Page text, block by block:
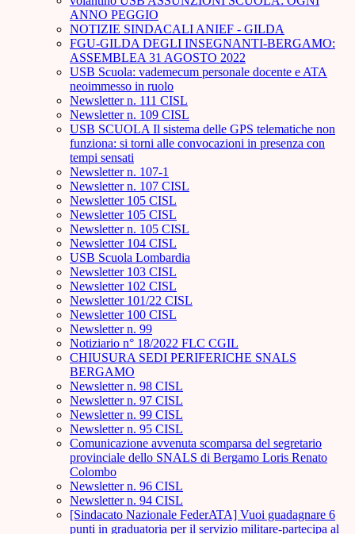
ANNO PEGGIO
NOTIZIE SINDACALI ANIEF - GILDA
FGU-GILDA DEGLI INSEGNANTI-BERGAMO:
ASSEMBLEA 31 AGOSTO 2022
USB Scuola: vademecum personale docente e ATA
neoimmesso in ruolo
Newsletter n. 111 CISL
Newsletter n. 109 CISL
USB SCUOLA Il sistema delle GPS telematiche non
funziona: si torni alle convocazioni in presenza con
tempi sensati
Newsletter n. 107-1
Newsletter n. 107 CISL
Newsletter 105 CISL
Newsletter 105 CISL
Newsletter n. 105 CISL
Newsletter 104 CISL
USB Scuola Lombardia
Newsletter 103 CISL
Newsletter 102 CISL
Newsletter 101/22 CISL
Newsletter 100 CISL
Newsletter n. 99
Notiziario n° 18/2022 FLC CGIL
CHIUSURA SEDI PERIFERICHE SNALS
BERGAMO
Newsletter n. 98 CISL
Newsletter n. 97 CISL
Newsletter n. 99 CISL
Newsletter n. 95 CISL
Comunicazione avvenuta scomparsa del segretario
provinciale dello SNALS di Bergamo Loris Renato
Colombo
Newsletter n. 96 CISL
Newsletter n. 94 CISL
[Sindacato Nazionale FederATA] Vuoi guadagnare 6
punti in graduatoria per il servizio militare-partecipa al